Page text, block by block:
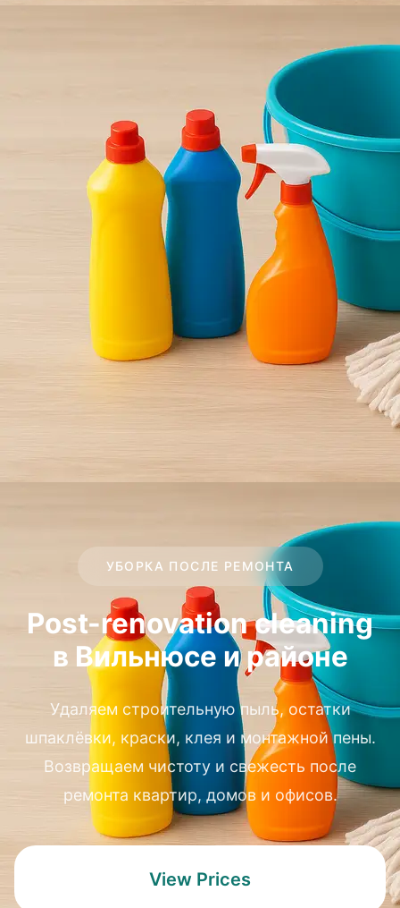
УБОРКА ПОСЛЕ РЕМОНТА
Post-renovation cleaning
в Вильнюсе и районе
Удаляем строительную пыль, остатки
шпаклёвки, краски, клея и монтажной пены.
Возвращаем чистоту и свежесть после
ремонта квартир, домов и офисов.
View Prices